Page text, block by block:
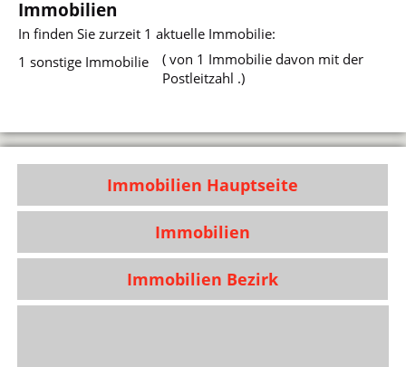
Immobilien
Infinden Sie zurzeit 1 aktuelle Immobilie:
1 sonstige Immobilie
( von 1 Immobilie davon mit der
Postleitzahl .)
Immobilien Hauptseite
Immobilien
Immobilien Bezirk